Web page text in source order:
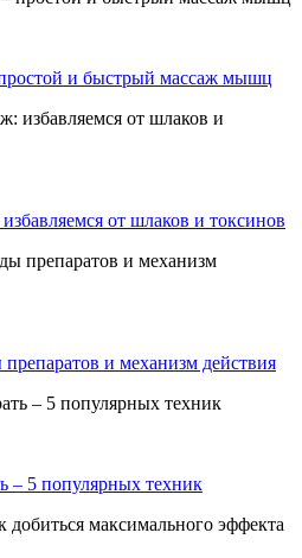
и быстрый массаж мышц
от шлаков и токсинов
и механизм действия
– 5 популярных техник